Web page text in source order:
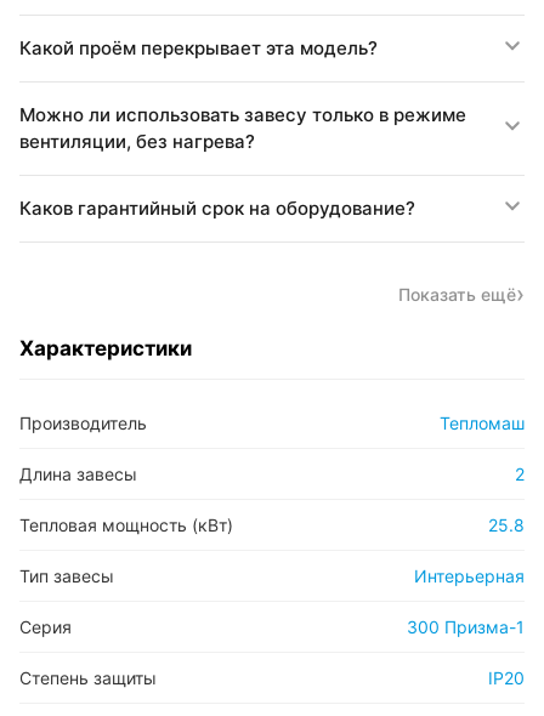
Какой проём перекрывает эта модель?
Можно ли использовать завесу только в режиме
вентиляции, без нагрева?
Каков гарантийный срок на оборудование?
Показать ещё
Характеристики
Производитель Тепломаш
Длина завесы 2
Тепловая мощность (кВт) 25.8
Тип завесы Интерьерная
Серия 300 Призма-1
Степень защиты IP20